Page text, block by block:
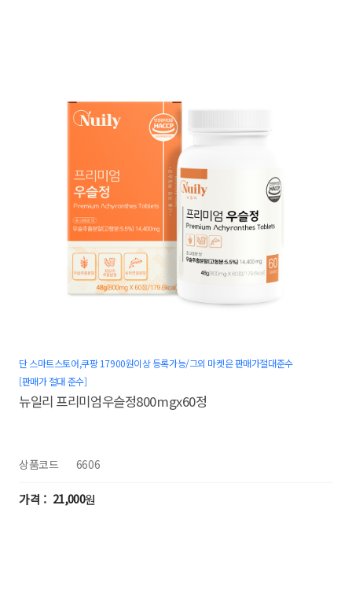
단 스마트스토어,쿠팡 17900원이상 등록가능/그외 마켓은 판매가절대준수
[판매가 절대 준수]
뉴일리 프리미엄우슬정800mgx60정
상품코드 6606
21,000원